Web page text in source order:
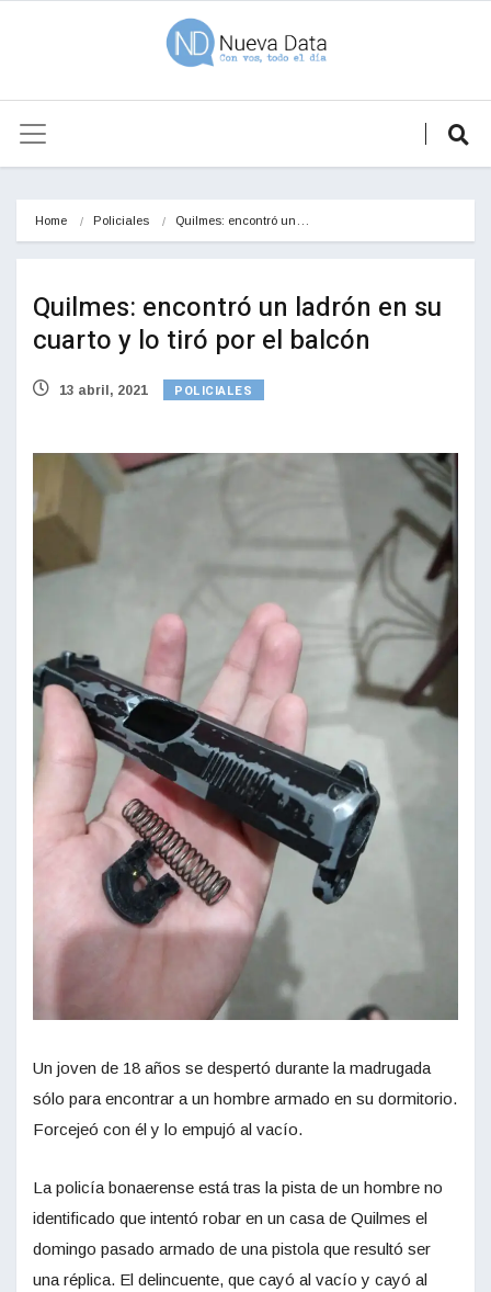
Home Policiales Quilmes: encontró un…
Quilmes: encontró un ladrón en su
cuarto y lo tiró por el balcón
13 abril, 2021 POLICIALES
Un joven de 18 años se despertó durante la madrugada
sólo para encontrar a un hombre armado en su dormitorio.
Forcejeó con él y lo empujó al vacío.
La policía bonaerense está tras la pista de un hombre no
identificado que intentó robar en un casa de Quilmes el
domingo pasado armado de una pistola que resultó ser
una réplica. El delincuente, que cayó al vacío y cayó al